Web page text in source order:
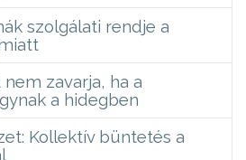
szolgálati rendje a
zavarja, ha a
a hidegben
Kollektív büntetés a